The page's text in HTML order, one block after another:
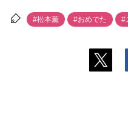
#松本薫 #おめでた #